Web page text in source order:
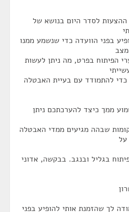
ההצעות לסדר היום בנושא של
בפני הוועדה כדי שנשמע ממנו
הפיתוח בפרט, מה ניתן לעשות
כדי להתמודד עם בעיית האבטלה
ממך כיצד להערכתכם ניתן
שבהה מגיעים ממדי האבטלה
על
בגליל ובנגב. בבקשה, אדוני
לך שהזמנת אותי להופיע בפני